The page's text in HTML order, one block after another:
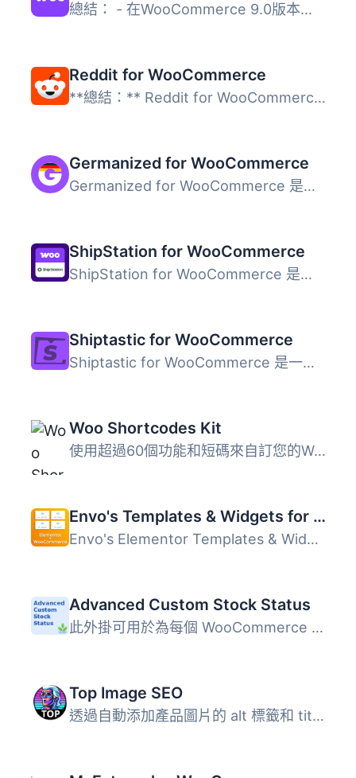
總結： - 在WooCommerce 9.0版本起，Legacy REST API將不再是...
Reddit for WooCommerce
**總結：** Reddit for WooCommerce將您的WooCommerce商店與R...
Germanized for WooCommerce
Germanized for WooCommerce 是一款專為德國市場設計的外掛，...
ShipStation for WooCommerce
ShipStation for WooCommerce 是一站式出貨管理外掛，將 WooC...
Shiptastic for WooCommerce
Shiptastic for WooCommerce 是一款全方位的運輸與履行解決方...
Woo Shortcodes Kit
使用超過60個功能和短碼來自訂您的WooCommerce商店，從您商店...
Envo's Templates & Widgets for Elementor and WooCommerce
Envo's Elementor Templates & Widgets for WooCommerce ...
Advanced Custom Stock Status
此外掛可用於為每個 WooCommerce 產品或全域編寫自定義庫存狀...
Top Image SEO
透過自動添加產品圖片的 alt 標籤和 title 屬性來提升您的 Wo...